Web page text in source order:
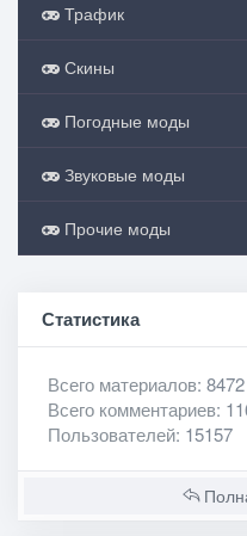
Трафик
Скины
Погодные моды
Звуковые моды
Прочие моды
Статистика
Всего материалов: 8472
Всего комментариев:
Пользователей: 15157